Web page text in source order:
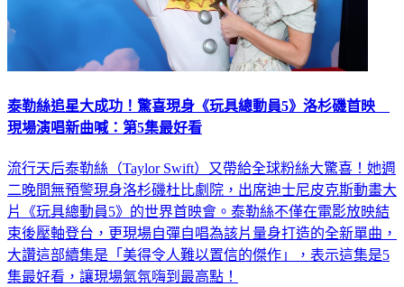
泰勒絲追星大成功！驚喜現身《玩具總動員5》洛杉磯首映
現場演唱新曲喊：第5集最好看
流行天后泰勒絲（Taylor Swift）又帶給全球粉絲大驚喜！她週
二晚間無預警現身洛杉磯杜比劇院，出席迪士尼皮克斯動畫大
片《玩具總動員5》的世界首映會。泰勒絲不僅在電影放映結
束後壓軸登台，更現場自彈自唱為該片量身打造的全新單曲，
大讚這部續集是「美得令人難以置信的傑作」，表示這集是5
集最好看，讓現場氣氛嗨到最高點！